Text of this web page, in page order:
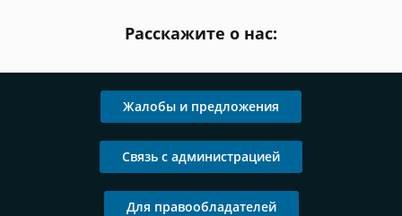
Расскажите о нас:
Жалобы и предложения
Связь с администрацией
Для правообладателей